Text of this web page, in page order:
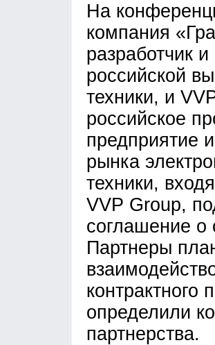
На
компания
разработчик
российской
техники, и
российское
предприятие
рынка
техники,
VVP Group,
соглашение о
Партнеры
контрактного
определили
партнерства.